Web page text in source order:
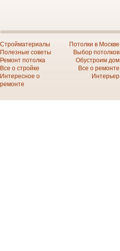
Стройматериалы
Полезные советы
Ремонт потолка
Все о стройке
Интересное о
ремонте
Потолки в Москве
Выбор потолков
Обустроим дом
Все о ремонте
Интерьер